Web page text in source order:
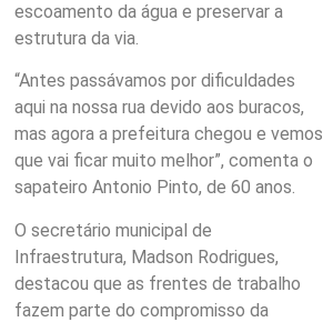
escoamento da água e preservar a
estrutura da via.
“Antes passávamos por dificuldades
aqui na nossa rua devido aos buracos,
mas agora a prefeitura chegou e vemos
que vai ficar muito melhor”, comenta o
sapateiro Antonio Pinto, de 60 anos.
O secretário municipal de
Infraestrutura, Madson Rodrigues,
destacou que as frentes de trabalho
fazem parte do compromisso da